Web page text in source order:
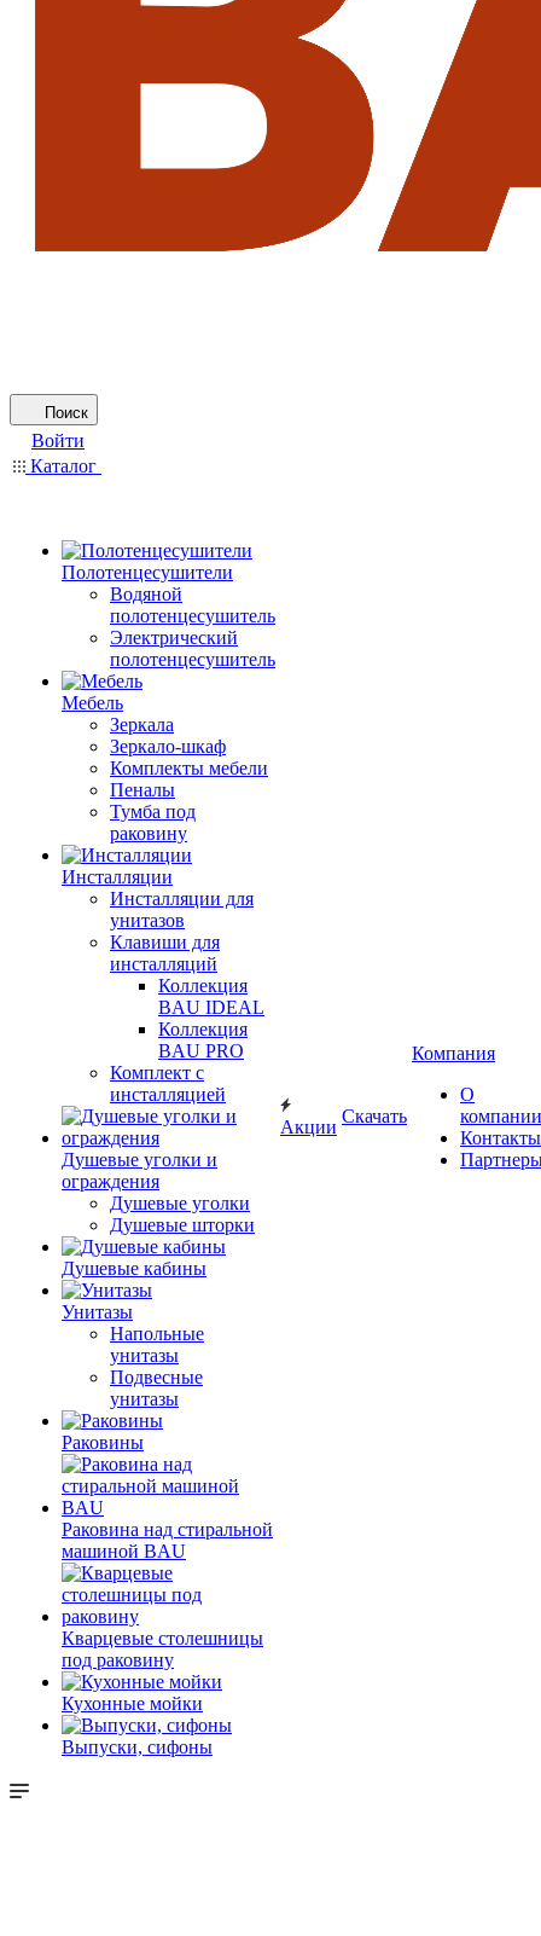
Поиск
Войти
Каталог
Полотенцесушители
Водяной
полотенцесушитель
Электрический
полотенцесушитель
Мебель
Зеркала
Зеркало-шкаф
Комплекты мебели
Пеналы
Тумба под
раковину
Инсталляции
Инсталляции для
унитазов
Клавиши для
инсталляций
Коллекция
BAU IDEAL
Коллекция
BAU PRO
Комплект с
инсталляцией
Душевые уголки и
ограждения
Душевые уголки
Душевые шторки
Душевые кабины
Унитазы
Напольные
унитазы
Подвесные
унитазы
Раковины
Раковина над стиральной
машиной BAU
Кварцевые столешницы
под раковину
Кухонные мойки
Выпуски, сифоны
Акции
Скачать
Компания
О
компании
Контакты